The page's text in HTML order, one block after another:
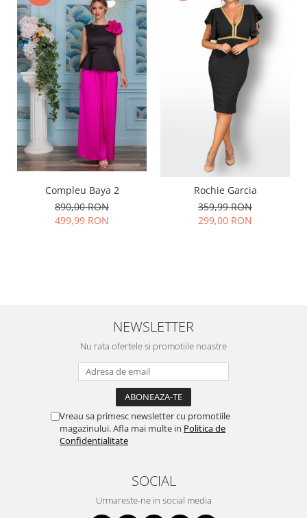
Compleu Baya 2
890,00 RON
499,99 RON
Rochie Garcia
359,99 RON
299,00 RON
NEWSLETTER
Nu rata ofertele si promotiile noastre
Vreau sa primesc newsletter cu promotiile
magazinului. Afla mai multe in Politica de
Confidentialitate
SOCIAL
Urmareste-ne in social media